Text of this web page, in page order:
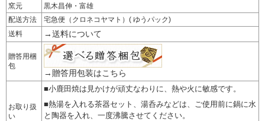
窯元
黒木昌伸・富雄
配送方法
宅急便（クロネコヤマト）( ゆうパック)
送料
→送料について
贈答用梱
包
→贈答用包装はこちら
お取り扱
い
■小鹿田焼は見かけが頑丈なわりに、熱や火に敏感です。
■熱湯を入れる茶器セット、湯呑みなどは、ご使用前に鍋に水
と陶器を入れ、一度沸騰させてください。